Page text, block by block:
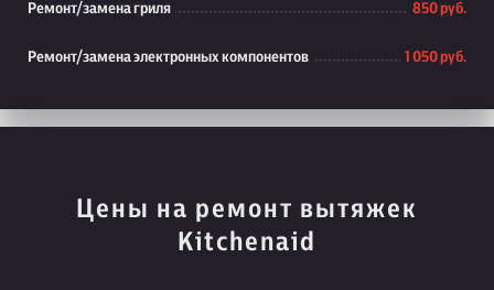
Ремонт/замена гриля 850 руб.
Ремонт/замена электронных компонентов 1 050 руб.
Цены на ремонт вытяжек
Kitchenaid